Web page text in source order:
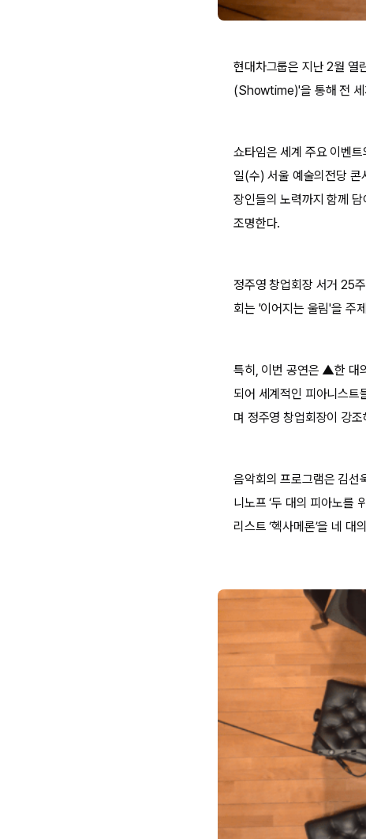
현대차그룹은 지난 2월 열
(Showtime)'을 통해 전 세
쇼타임은 세계 주요 이벤
일(수) 서울 예술의전당 콘
장인들의 노력까지 함께
조명한다.
정주영 창업회장 서거 25
회는 '이어지는 울림'을 주
특히, 이번 공연은 ▲한 대
되어 세계적인 피아니스트
며 정주영 창업회장이 강
음악회의 프로그램은 김선
니노프 ‘두 대의 피아노를
리스트 ‘헥사메론’을 네